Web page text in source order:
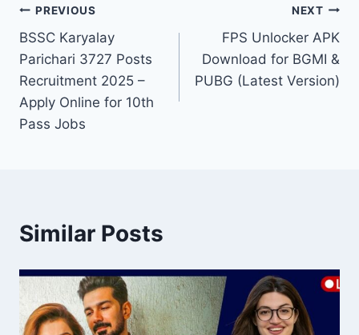
Post
navigation
PREVIOUS
BSSC Karyalay
Parichari 3727 Posts
Recruitment 2025 –
Apply Online for 10th
Pass Jobs
NEXT
FPS Unlocker APK
Download for BGMI &
PUBG (Latest Version)
Similar Posts